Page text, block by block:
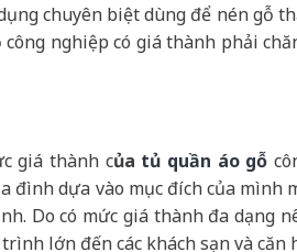
chuyên biệt dùng để nén gỗ
nghiệp có giá thành phải
giá thành của tủ quần áo gỗ
đình dựa vào mục đích của mình
Do có mức giá thành đa dạng
lớn đến các khách sạn và căn